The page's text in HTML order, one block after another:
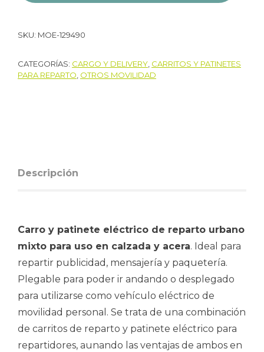
SKU: MOE-129490
CATEGORÍAS: CARGO Y DELIVERY, CARRITOS Y PATINETES
PARA REPARTO, OTROS MOVILIDAD
Descripción
Carro y patinete eléctrico de reparto urbano
mixto para uso en calzada y acera. Ideal para
repartir publicidad, mensajería y paquetería.
Plegable para poder ir andando o desplegado
para utilizarse como vehículo eléctrico de
movilidad personal. Se trata de una combinación
de carritos de reparto y patinete eléctrico para
repartidores, aunando las ventajas de ambos en